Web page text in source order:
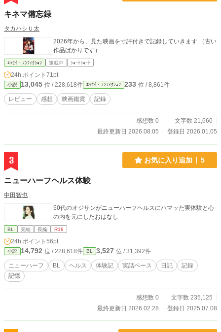
キネマ備忘録
タカハシＵ太
2026年から、見た映画を寸評付きで記録していきます （古い
作品ばかりです）
ｴｯｾｲ・ﾉﾝﾌｨｸｼｮﾝ 連載中 ｼｮｰﾄｼｮｰﾄ
24h.ポイント 71pt
小説 13,045 位 / 228,618件 ｴｯｾｲ・ﾉﾝﾌｨｸｼｮﾝ 233 位 / 8,861件
レビュー 感想 映画鑑賞 記録
感想数 0
文字数 21,660
最終更新日 2026.08.05
登録日 2026.01.05
3 お気に入り追加 5
ニューハーフヘルス体験
中田智也
50代のオジサンがニューハーフヘルスにハマッた実体験と心
の内を元にしたおはなし
BL 完結 長編 R18
24h.ポイント 56pt
小説 14,792 位 / 228,618件 BL 3,527 位 / 31,392件
ニューハーフ BL ヘルス 体験記 実話ベース 日記
記録
記憶
感想数 0
文字数 235,125
最終更新日 2026.02.28
登録日 2025.07.08